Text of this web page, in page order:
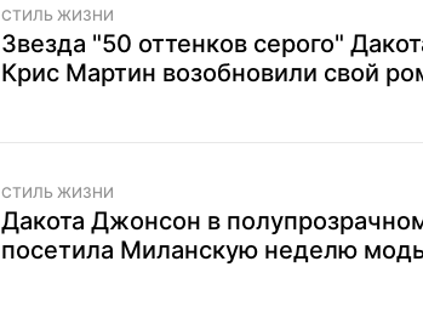
СТИЛЬ ЖИЗНИ
Звезда "50 оттенков серого"
Крис Мартин возобновили свой
СТИЛЬ ЖИЗНИ
Дакота Джонсон в
посетила Миланскую неделю